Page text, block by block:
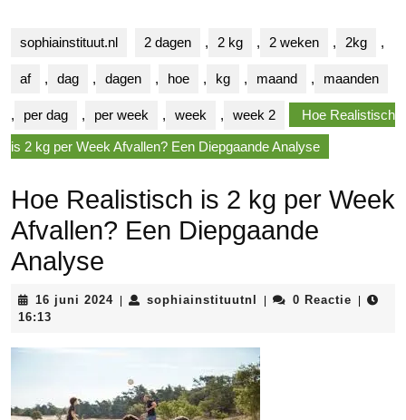
sophiainstituut.nl 2 dagen , 2 kg , 2 weken , 2kg ,
af , dag , dagen , hoe , kg , maand , maanden
, per dag , per week , week , week 2 Hoe Realistisch
is 2 kg per Week Afvallen? Een Diepgaande Analyse
Hoe Realistisch is 2 kg per Week
Afvallen? Een Diepgaande
Analyse
16 juni 202416
sophiainstituutnl sophiainstituutnl
0 Reactie
16:13